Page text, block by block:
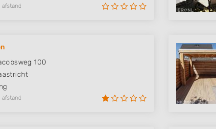
afstand
100
afstand